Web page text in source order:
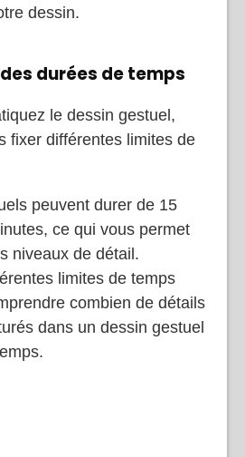
dessin.
durées de temps
le dessin gestuel,
fixer différentes limites de
peuvent durer de 15
ce qui vous permet
niveaux de détail.
limites de temps
combien de détails
dans un dessin gestuel